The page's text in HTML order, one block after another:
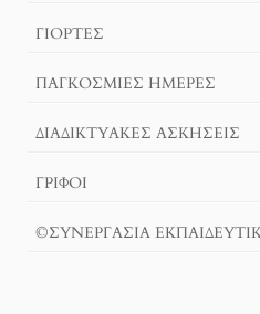
ΓΙΟΡΤΈΣ
ΠΑΓΚΟΣΜΙΕΣ ΗΜΕΡΕΣ
ΔΙΑΔΙΚΤΥΑΚΈΣ ΑΣΚΉΣΕΙΣ
ΓΡΙΦΟΙ
©ΣΥΝΕΡΓΑΣΙΑ